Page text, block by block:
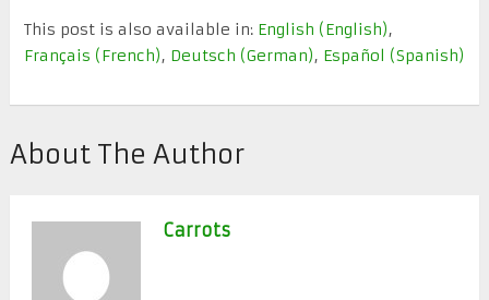
This post is also available in: English (English)
Français (French) Deutsch (German) Español (Spanish)
About The Author
Carrots